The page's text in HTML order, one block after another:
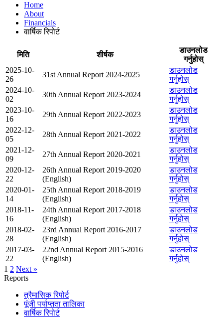
Home
About
Financials
वार्षिक रिपोर्ट
मिति शीर्षक
डाउनलोड
गर्नुहोस्
2025-10-
26
31st Annual Report 2024-2025
डाउनलोड
गर्नुहोस्
2024-10-
02
30th Annual Report 2023-2024
डाउनलोड
गर्नुहोस्
2023-10-
16
29th Annual Report 2022-2023
डाउनलोड
गर्नुहोस्
2022-12-
05
28th Annual Report 2021-2022
डाउनलोड
गर्नुहोस्
2021-12-
09
27th Annual Report 2020-2021
डाउनलोड
गर्नुहोस्
2020-12-
22
26th Annual Report 2019-2020
(English)
डाउनलोड
गर्नुहोस्
2020-01-
14
25th Annual Report 2018-2019
(English)
डाउनलोड
गर्नुहोस्
2018-11-
16
24th Annual Report 2017-2018
(English)
डाउनलोड
गर्नुहोस्
2018-02-
28
23rd Annual Report 2016-2017
(English)
डाउनलोड
गर्नुहोस्
2017-03-
22
22nd Annual Report 2015-2016
(English)
डाउनलोड
गर्नुहोस्
1 2 Next »
Reports
त्रैमासिक रिपोर्ट
पूंजी पर्याप्तता तालिका
वार्षिक रिपोर्ट